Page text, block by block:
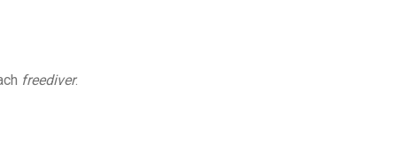
freediver.